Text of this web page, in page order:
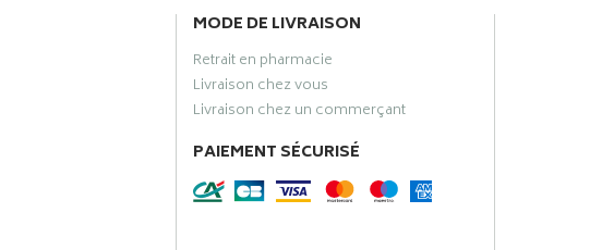
MODE DE LIVRAISON
Retrait en pharmacie
Livraison chez vous
Livraison chez un commerçant
PAIEMENT SÉCURISÉ